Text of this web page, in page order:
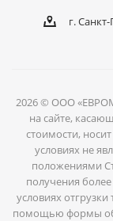
г.
2026 © ООО
на сайте,
стоимости,
условиях не
положениями
получения
условиях
помощью формы